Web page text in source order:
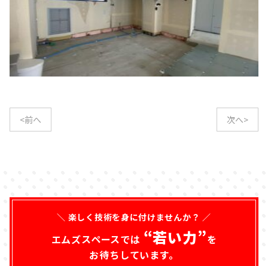
<前へ 次へ>
＼ 楽しく技術を身に付けませんか？ ／
エムズスペースでは “若い力”を
お待ちしています。